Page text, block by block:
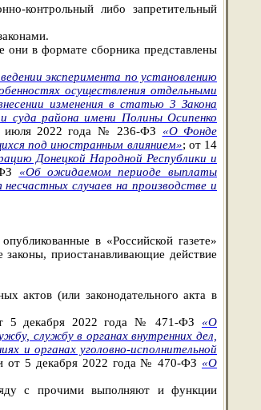
контрольный либо запретительный
они в формате сборника представлены
эксперимента по установлению
осуществления отдельными
изменения в статью 3 Закона
суда района имени Полины Осипенко
июля 2022 года № 236-ФЗ «О Фонде
под иностранным влиянием»; от 14
Донецкой Народной Республики и
«Об ожидаемом периоде выплаты
случаев на производстве и
в «Российской газете»
приостанавливающие действие
актов (или законодательного акта в
5 декабря 2022 года № 471-ФЗ «О
службу в органах внутренних дел,
и органах уголовно-исполнительной
от 5 декабря 2022 года № 470-ФЗ «О
с прочими выполняют и функции